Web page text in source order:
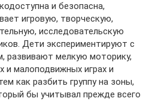
и безопасна,
игровую, творческую,
исследовательскую
Дети экспериментируют с
развивают мелкую моторику,
и малоподвижных играх и
как разбить группу на зоны,
бы учитывал прежде всего